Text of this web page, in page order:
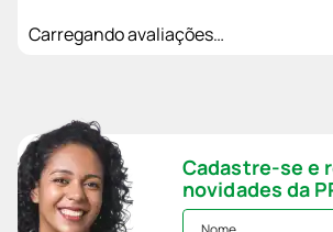
Carregando avaliações…
Cadastre-se e
novidades da